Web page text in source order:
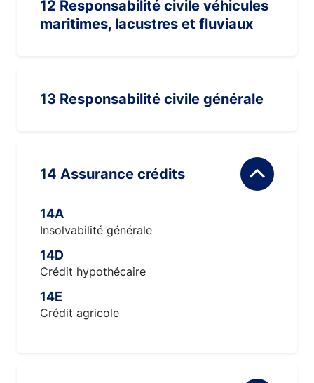
12 Responsabilité civile véhicules
maritimes, lacustres et fluviaux
13 Responsabilité civile générale
14 Assurance crédits
14A
Insolvabilité générale
14D
Crédit hypothécaire
14E
Crédit agricole